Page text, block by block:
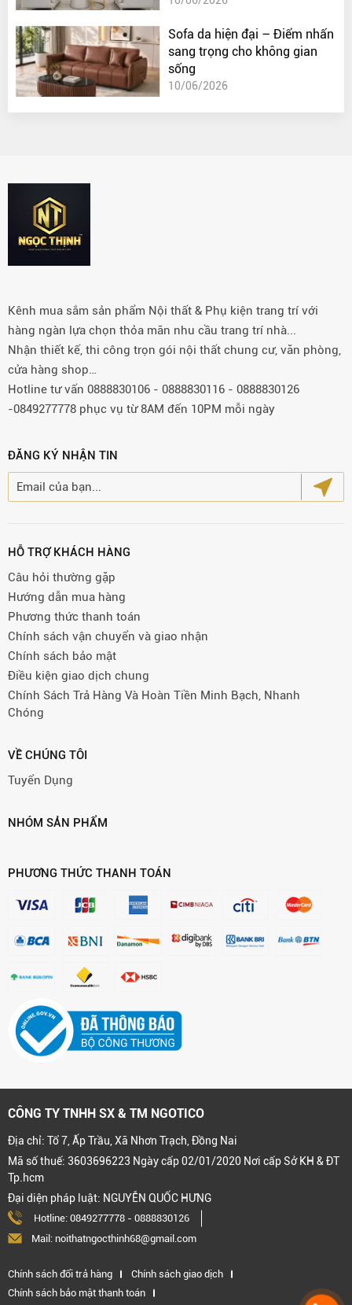
Sofa da hiện đại – Điểm nhấn
sang trọng cho không gian
sống
10/06/2026
Kênh mua sắm sản phẩm Nội thất & Phụ kiện trang trí với
hàng ngàn lựa chọn thỏa mãn nhu cầu trang trí nhà...
Nhận thiết kế, thi công trọn gói nội thất chung cư, văn phòng,
cửa hàng shop…
Hotline tư vấn 0888830106 - 0888830116 - 0888830126
-0849277778 phục vụ từ 8AM đến 10PM mỗi ngày
ĐĂNG KÝ NHẬN TIN
HỖ TRỢ KHÁCH HÀNG
Câu hỏi thường gặp
Hướng dẫn mua hàng
Phương thức thanh toán
Chính sách vận chuyển và giao nhận
Chính sách bảo mật
Điều kiện giao dịch chung
Chính Sách Trả Hàng Và Hoàn Tiền Minh Bạch, Nhanh
Chóng
VỀ CHÚNG TÔI
Tuyển Dụng
NHÓM SẢN PHẨM
PHƯƠNG THỨC THANH TOÁN
CÔNG TY TNHH SX & TM NGOTICO
Địa chỉ: Tổ 7, Ấp Trầu, Xã Nhơn Trạch, Đồng Nai
Mã số thuế: 3603696223 Ngày cấp 02/01/2020 Nơi cấp Sở KH & ĐT
Tp.hcm
Đại diện pháp luật: NGUYỄN QUỐC HƯNG
Hotline: 0849277778 - 0888830126
Mail: noithatngocthinh68@gmail.com
Chính sách đổi trả hàng
Chính sách giao dịch
Chính sách bảo mật thanh toán